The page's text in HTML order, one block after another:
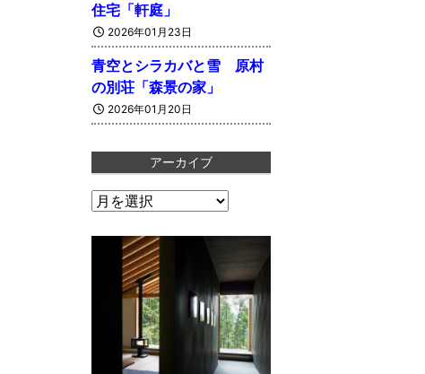
住宅「軒庭」
2026年01月23日
青空とシラカバと雪 原村
の別荘「森景の家」
2026年01月20日
アーカイブ
ア
ー